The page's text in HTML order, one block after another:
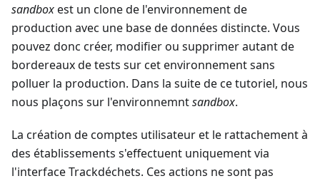
sandboxest un clone de l'environnement de
production avec une base de données distincte. Vous
pouvez donc créer, modifier ou supprimer autant de
bordereaux de tests sur cet environnement sans
polluer la production. Dans la suite de ce tutoriel, nous
nous plaçons sur l'environnemntsandbox.
La création de comptes utilisateur et le rattachement à
des établissements s'effectuent uniquement via
l'interface Trackdéchets. Ces actions ne sont pas